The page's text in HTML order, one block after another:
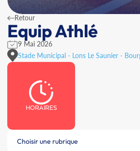
Retour
Equip Athlé
9 Mai 2026
Stade Municipal - Lons Le Saunier -
HORAIRES
Choisir une rubrique